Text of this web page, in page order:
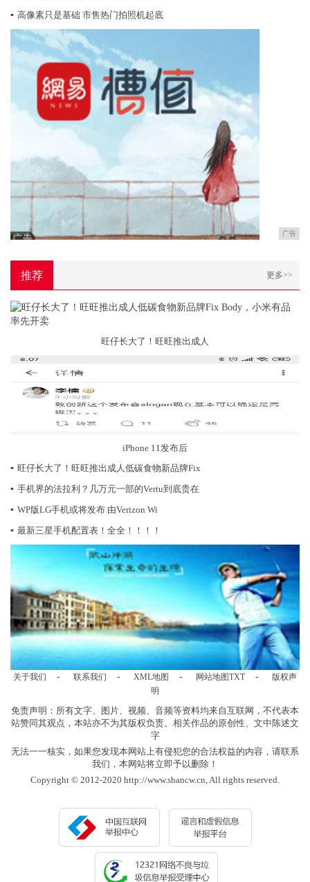
▪ 高像素只是基础 市售热门拍照机起底
广告
推荐 更多>>
旺仔长大了！旺旺推出成人
iPhone 11发布后
▪ 旺仔长大了！旺旺推出成人低碳食物新品牌Fix
▪ 手机界的法拉利？几万元一部的Vertu到底贵在
▪ WP版LG手机或将发布 由Verizon Wi
▪ 最新三星手机配置表！全全！！！！
关于我们 - 联系我们 - XML地图 - 网站地图TXT -
版权声
明
免责声明：所有文字、图片、视频、音频等资料均来自互联网，不代表本
站赞同其观点，本站亦不为其版权负责。相关作品的原创性、文中陈述文
字
无法一一核实，如果您发现本网站上有侵犯您的合法权益的内容，请联系
我们，本网站将立即予以删除！
Copyright © 2012-2020 http://www.shancw.cn, All rights reserved.